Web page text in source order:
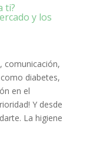
ti?
y los
comunicación,
diabetes,
en el
Y desde
La higiene